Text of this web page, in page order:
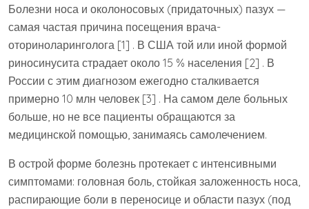
Болезни носа и околоносовых (придаточных) пазух —
самая частая причина посещения врача-
оториноларинголога [1] . В США той или иной формой
риносинусита страдает около 15 % населения [2] . В
России с этим диагнозом ежегодно сталкивается
примерно 10 млн человек [3] . На самом деле больных
больше, но не все пациенты обращаются за
медицинской помощью, занимаясь самолечением.
В острой форме болезнь протекает с интенсивными
симптомами: головная боль, стойкая заложенность носа,
распирающие боли в переносице и области пазух (под